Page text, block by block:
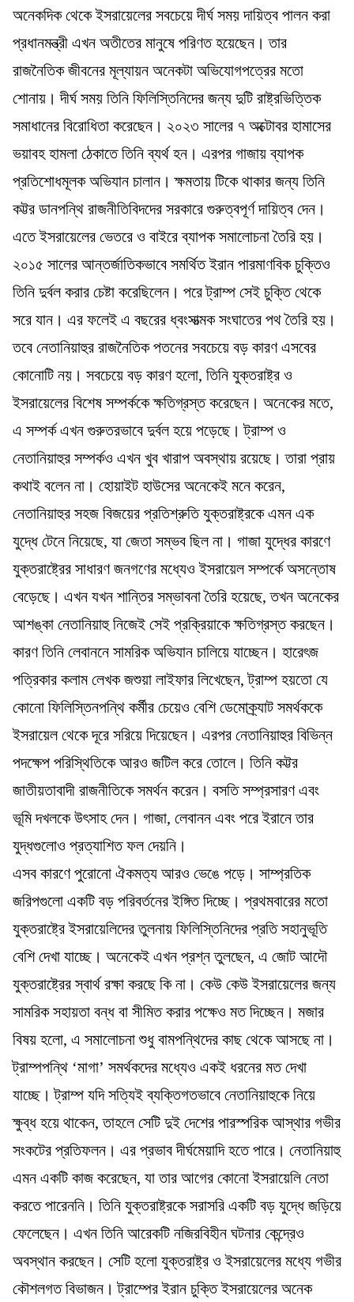
অনেকদিক থেকে ইসরায়েলের সবচেয়ে দীর্ঘ সময় দায়িত্ব পালন করা
প্রধানমন্ত্রী এখন অতীতের মানুষে পরিণত হয়েছেন। তার
রাজনৈতিক জীবনের মূল্যায়ন অনেকটা অভিযোগপত্রের মতো
শোনায়। দীর্ঘ সময় তিনি ফিলিস্তিনিদের জন্য দুটি রাষ্ট্রভিত্তিক
সমাধানের বিরোধিতা করেছেন। ২০২৩ সালের ৭ অক্টোবর হামাসের
ভয়াবহ হামলা ঠেকাতে তিনি ব্যর্থ হন। এরপর গাজায় ব্যাপক
প্রতিশোধমূলক অভিযান চালান। ক্ষমতায় টিকে থাকার জন্য তিনি
কট্টর ডানপন্থি রাজনীতিবিদদের সরকারে গুরুত্বপূর্ণ দায়িত্ব দেন।
এতে ইসরায়েলের ভেতরে ও বাইরে ব্যাপক সমালোচনা তৈরি হয়।
২০১৫ সালের আন্তর্জাতিকভাবে সমর্থিত ইরান পারমাণবিক চুক্তিও
তিনি দুর্বল করার চেষ্টা করেছিলেন। পরে ট্রাম্প সেই চুক্তি থেকে
সরে যান। এর ফলেই এ বছরের ধ্বংসাত্মক সংঘাতের পথ তৈরি হয়।
তবে নেতানিয়াহুর রাজনৈতিক পতনের সবচেয়ে বড় কারণ এসবের
কোনোটি নয়। সবচেয়ে বড় কারণ হলো, তিনি যুক্তরাষ্ট্র ও
ইসরায়েলের বিশেষ সম্পর্ককে ক্ষতিগ্রস্ত করেছেন। অনেকের মতে,
এ সম্পর্ক এখন গুরুতরভাবে দুর্বল হয়ে পড়েছে। ট্রাম্প ও
নেতানিয়াহুর সম্পর্কও এখন খুব খারাপ অবস্থায় রয়েছে। তারা প্রায়
কথাই বলেন না। হোয়াইট হাউসের অনেকেই মনে করেন,
নেতানিয়াহুর সহজ বিজয়ের প্রতিশ্রুতি যুক্তরাষ্ট্রকে এমন এক
যুদ্ধে টেনে নিয়েছে, যা জেতা সম্ভব ছিল না। গাজা যুদ্ধের কারণে
যুক্তরাষ্ট্রের সাধারণ জনগণের মধ্যেও ইসরায়েল সম্পর্কে অসন্তোষ
বেড়েছে। এখন যখন শান্তির সম্ভাবনা তৈরি হয়েছে, তখন অনেকের
আশঙ্কা নেতানিয়াহু নিজেই সেই প্রক্রিয়াকে ক্ষতিগ্রস্ত করছেন।
কারণ তিনি লেবাননে সামরিক অভিযান চালিয়ে যাচ্ছেন। হারেৎজ
পত্রিকার কলাম লেখক জশুয়া লাইফার লিখেছেন, ট্রাম্প হয়তো যে
কোনো ফিলিস্তিনপন্থি কর্মীর চেয়েও বেশি ডেমোক্র্যাট সমর্থককে
ইসরায়েল থেকে দূরে সরিয়ে দিয়েছেন। এরপর নেতানিয়াহুর বিভিন্ন
পদক্ষেপ পরিস্থিতিকে আরও জটিল করে তোলে। তিনি কট্টর
জাতীয়তাবাদী রাজনীতিকে সমর্থন করেন। বসতি সম্প্রসারণ এবং
ভূমি দখলকে উৎসাহ দেন। গাজা, লেবানন এবং পরে ইরানে তার
যুদ্ধগুলোও প্রত্যাশিত ফল দেয়নি।
এসব কারণে পুরোনো ঐকমত্য আরও ভেঙে পড়ে। সাম্প্রতিক
জরিপগুলো একটি বড় পরিবর্তনের ইঙ্গিত দিচ্ছে। প্রথমবারের মতো
যুক্তরাষ্ট্রে ইসরায়েলিদের তুলনায় ফিলিস্তিনিদের প্রতি সহানুভূতি
বেশি দেখা যাচ্ছে। অনেকেই এখন প্রশ্ন তুলছেন, এ জোট আদৌ
যুক্তরাষ্ট্রের স্বার্থ রক্ষা করছে কি না। কেউ কেউ ইসরায়েলের জন্য
সামরিক সহায়তা বন্ধ বা সীমিত করার পক্ষেও মত দিচ্ছেন। মজার
বিষয় হলো, এ সমালোচনা শুধু বামপন্থিদের কাছ থেকে আসছে না।
ট্রাম্পপন্থি ‘মাগা’ সমর্থকদের মধ্যেও একই ধরনের মত দেখা
যাচ্ছে। ট্রাম্প যদি সত্যিই ব্যক্তিগতভাবে নেতানিয়াহুকে নিয়ে
ক্ষুব্ধ হয়ে থাকেন, তাহলে সেটি দুই দেশের পারস্পরিক আস্থার গভীর
সংকটের প্রতিফলন। এর প্রভাব দীর্ঘমেয়াদি হতে পারে। নেতানিয়াহু
এমন একটি কাজ করেছেন, যা তার আগের কোনো ইসরায়েলি নেতা
করতে পারেননি। তিনি যুক্তরাষ্ট্রকে সরাসরি একটি বড় যুদ্ধে জড়িয়ে
ফেলেছেন। এখন তিনি আরেকটি নজিরবিহীন ঘটনার কেন্দ্রেও
অবস্থান করছেন। সেটি হলো যুক্তরাষ্ট্র ও ইসরায়েলের মধ্যে গভীর
কৌশলগত বিভাজন। ট্রাম্পের ইরান চুক্তি ইসরায়েলের অনেক